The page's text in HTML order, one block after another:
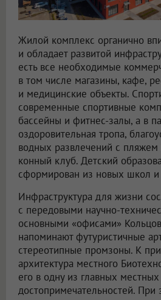
Жилой комплекс органично
и обладает развитой
есть все необходимые
в том числе магазины, кафе,
и медицинские объекты.
современные спортивные
бассейны и фитнес-залы, а в
оздоровительная тропа,
водных развлечений с
конный клуб. Детский
сформирован из новых школ и
Инфраструктура для жизни
с передовыми научно-
основными «офисами»
напоминают футуристичные
стереотипные промзоны. К
архитектура местного
его в одну из главных местных
достопримечательностей.